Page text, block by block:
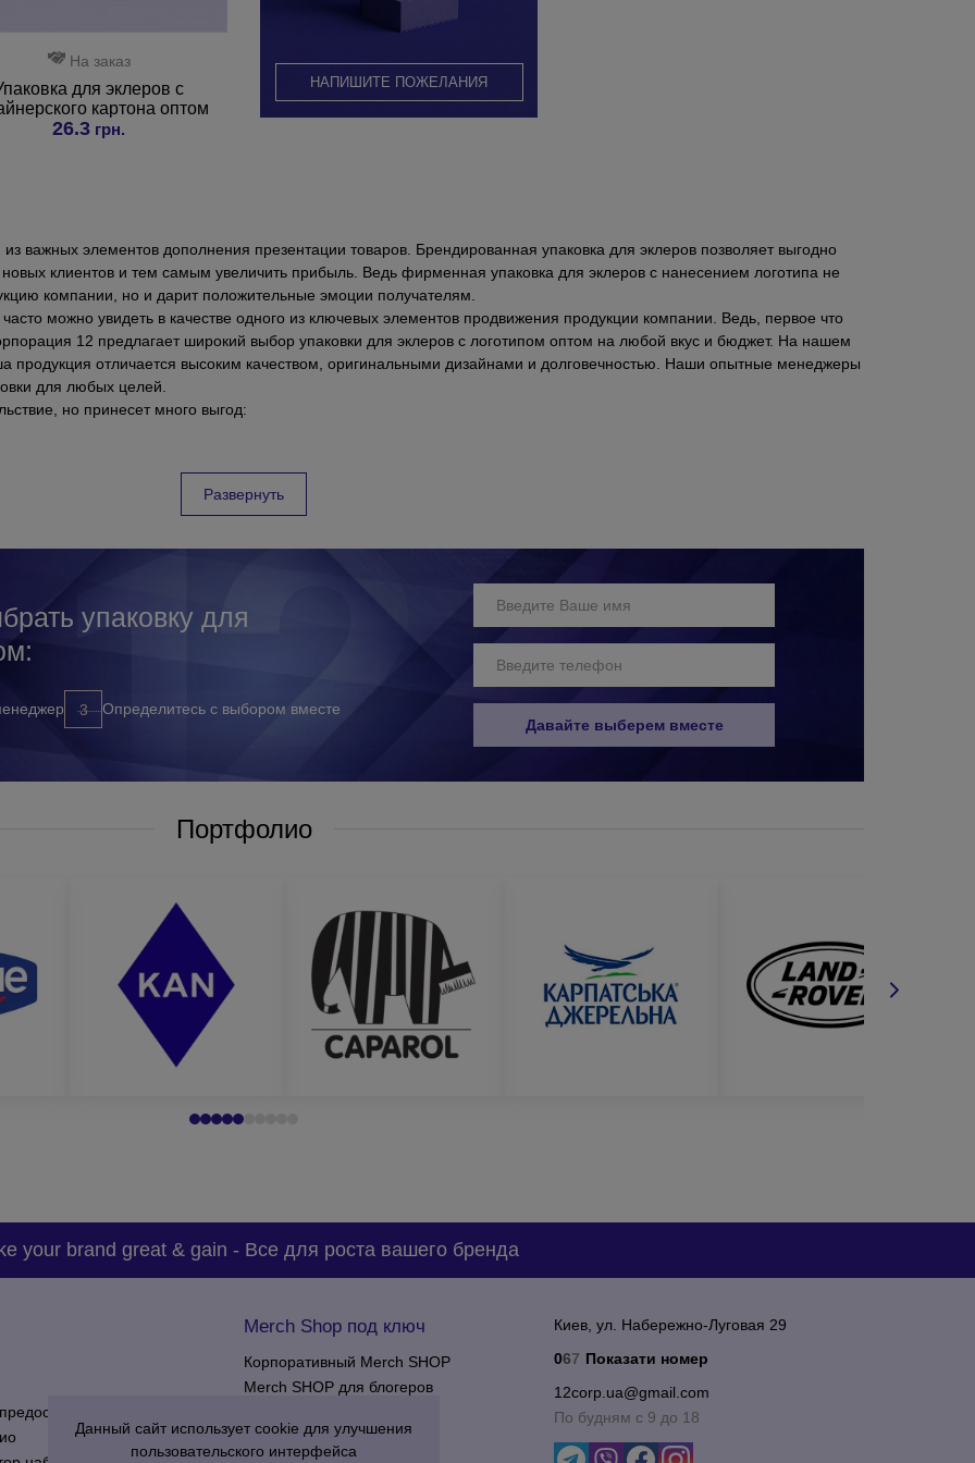
На заказ
для эклеров с
картона оптом
26.3 грн.
НАПИШИТЕ ПОЖЕЛАНИЯ
важных элементов дополнения презентации товаров. Брендированная упаковка для эклеров позволяет выгодно
клиентов и тем самым увеличить прибыль. Ведь фирменная упаковка для эклеров с нанесением логотипа не
компании, но и дарит положительные эмоции получателям.
можно увидеть в качестве одного из ключевых элементов продвижения продукции компании. Ведь, первое что
12 предлагает широкий выбор упаковки для эклеров с логотипом оптом на любой вкус и бюджет. На нашем
продукция отличается высоким качеством, оригинальными дизайнами и долговечностью. Наши опытные менеджеры
для любых целей.
но принесет много выгод:
объема заказа);
нас, вам достаточно обратиться к нашим менеджерам любым удобным для вас способом:
Развернуть
упаковку для
Определитесь с выбором вместе
Давайте выберем вместе
Портфолио
your brand great & gain - Все для роста вашего бренда
услуг
Merch Shop под ключ
Корпоративный Merch SHOP
Merch SHOP для блогеров
Киев, ул. Набережно-Луговая 29
067 Показати номер
12corp.ua@gmail.com
По будням с 9 до 18
Данный сайт использует cookie для улучшения
пользовательского интерфейса